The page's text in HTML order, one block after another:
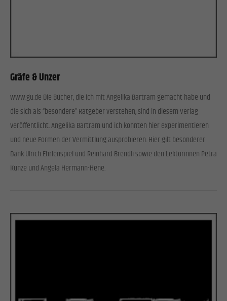
Gräfe & Unzer
www.gu.de Die Bücher, die ich mit Angelika Bartram gemacht habe und
die sich als “besondere” Ratgeber verstehen, sind in diesem Verlag
veröffentlicht. Angelika Bartram und ich konnten hier experimentieren
und neue Formen der Vermittlung ausprobieren. Hier gilt besonderer
Dank Ulrich Ehrlenspiel und Reinhard Brendli sowie den Lektorinnen Petra
Kunze und Angela Hermann-Hene.